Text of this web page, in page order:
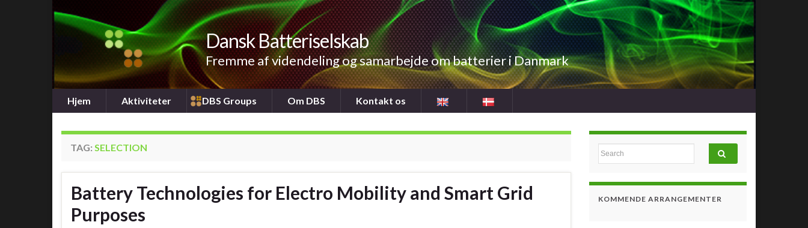
Dansk Batteriselskab
Fremme af videndeling og samarbejde om batterier i Danmark
Hjem Aktiviteter DBS Groups Om DBS Kontakt os
TAG: SELECTION
Battery Technologies for Electro Mobility and Smart Grid
Purposes
Search for:
KOMMENDE ARRANGEMENTER